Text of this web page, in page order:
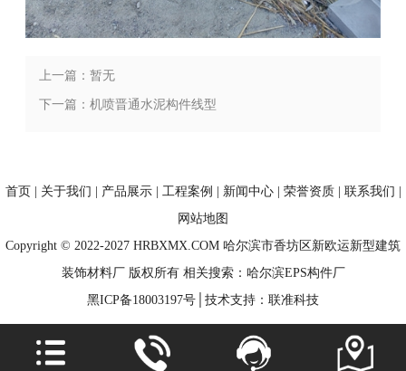
上一篇：暂无
下一篇：机喷晋通水泥构件线型
首页| 关于我们 | 产品展示| 工程案例 | 新闻中心| 荣誉资质| 联系我们 |
网站地图
Copyright © 2022-2027 HRBXMX.COM 哈尔滨市香坊区新欧运新型建筑
装饰材料厂 版权所有 相关搜索：哈尔滨EPS构件厂
黑ICP备18003197号 │技术支持： 联准科技